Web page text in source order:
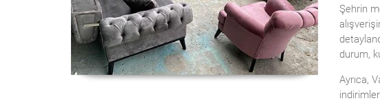
Şehrin
durum,
Ayrıca,